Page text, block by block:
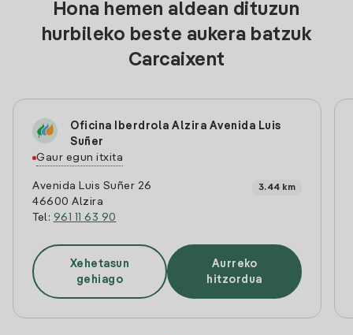
Hona hemen aldean dituzun
hurbileko beste aukera batzuk
Carcaixent
Oficina Iberdrola Alzira Avenida Luis
Suñer
Gaur egun itxita
Avenida Luis Suñer 26
46600 Alzira
Tel: 961 11 63 90
3.44 km
Xehetasun
gehiago
Aurreko
hitzordua